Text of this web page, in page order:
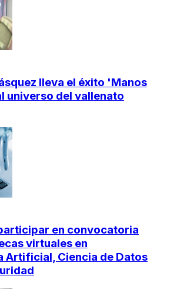
lleva el éxito 'Manos
universo del vallenato
en convocatoria
virtuales en
Artificial, Ciencia de Datos